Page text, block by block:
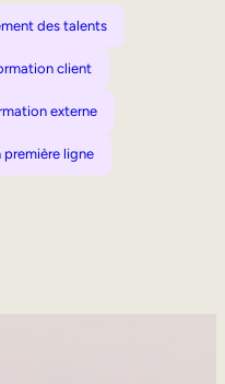
des talents
client
externe
première ligne